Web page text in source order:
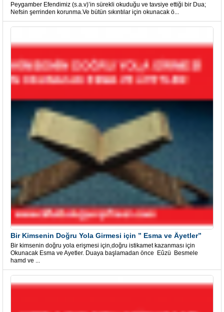
Peygamber Efendimiz (s.a.v)’in sürekli okuduğu ve tavsiye ettiği bir Dua;
Nefsin şerrinden korunma.Ve bütün sıkıntılar için okunacak ö...
Bir Kimsenin Doğru Yola Girmesi için ” Esma ve Âyetler”
Bir kimsenin doğru yola erişmesi için,doğru istikamet kazanması için
Okunacak Esma ve Ayetler. Duaya başlamadan önce Eûzü Besmele
hamd ve ...